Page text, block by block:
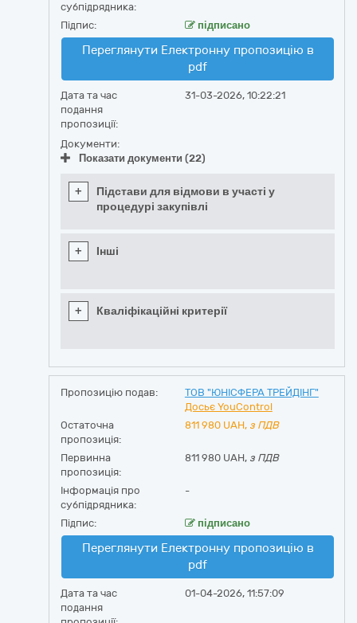
субпідрядника:
Підпис: підписано
Переглянути Електронну пропозицію в
pdf
Дата та час
подання
пропозиції:
31-03-2026, 10:22:21
Документи:
Показати документи (22)
+
Підстави для відмови в участі у
процедурі закупівлі
+ Інші
+ Кваліфікаційні критерії
Пропозицію подав:
ТОВ "ЮНІСФЕРА ТРЕЙДІНГ"
Досьє YouControl
Остаточна
пропозиція:
811 980 UAH, з ПДВ
Первинна
пропозиція:
811 980 UAH, з ПДВ
Інформація про
субпідрядника:
-
Підпис: підписано
Переглянути Електронну пропозицію в
pdf
Дата та час
подання
01-04-2026, 11:57:09